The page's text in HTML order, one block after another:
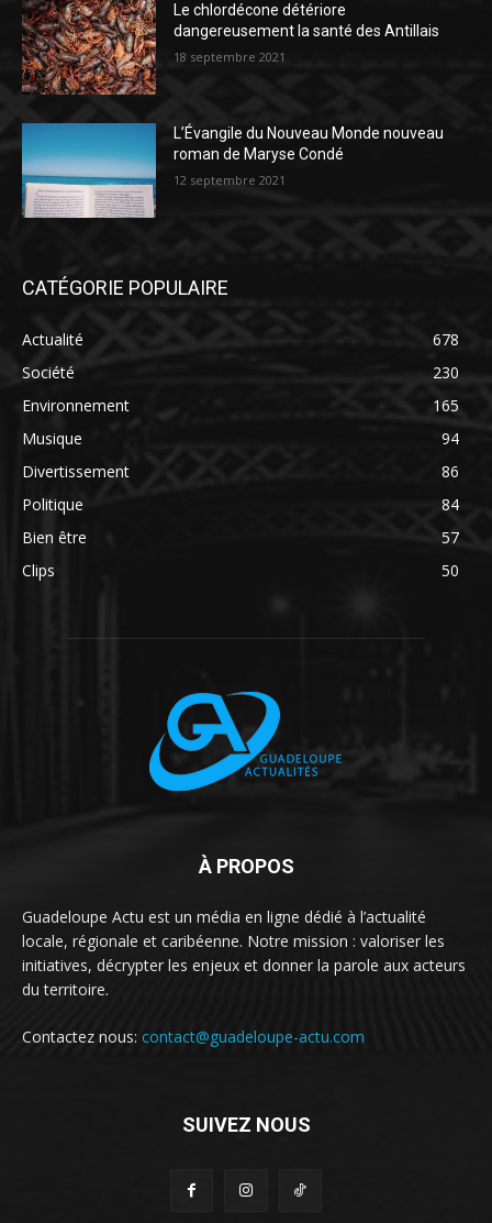
Le chlordécone détériore
dangereusement la santé des Antillais
18 septembre 2021
L’Évangile du Nouveau Monde nouveau
roman de Maryse Condé
12 septembre 2021
CATÉGORIE POPULAIRE
Actualité
678
Société
230
Environnement
165
Musique
94
Divertissement
86
Politique
84
Bien être
57
Clips
50
À PROPOS
Guadeloupe Actu est un média en ligne dédié à l’actualité
locale, régionale et caribéenne. Notre mission : valoriser les
initiatives, décrypter les enjeux et donner la parole aux acteurs
du territoire.
Contactez nous: contact@guadeloupe-actu.com
SUIVEZ NOUS